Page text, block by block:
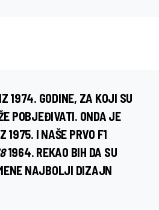
1974. GODINE, ZA KOJI SU
POBJEĐIVATI. ONDA JE
1975. I NAŠE PRVO F1
1964. REKAO BIH DA SU
NAJBOLJI DIZAJN